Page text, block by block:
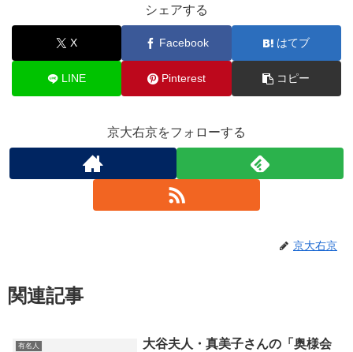
シェアする
X Facebook はてブ
LINE Pinterest コピー
京大右京をフォローする
京大右京
関連記事
有名人
大谷夫人・真美子さんの「奥様会